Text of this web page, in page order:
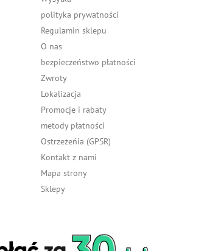
polityka prywatności
Regulamin sklepu
O nas
bezpieczeństwo płatności
Zwroty
Lokalizacja
Promocje i rabaty
metody płatności
Ostrzeżeńia (GPSR)
Kontakt z nami
Mapa strony
Sklepy